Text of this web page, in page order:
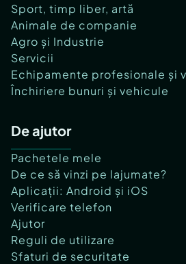
Sport, timp liber, artă
Animale de companie
Agro și Industrie
Servicii
Echipamente profesionale și
Închiriere bunuri și vehicule
De ajutor
Pachetele mele
De ce să vinzi pe lajumate?
Aplicații: Android și iOS
Verificare telefon
Ajutor
Reguli de utilizare
Sfaturi de securitate